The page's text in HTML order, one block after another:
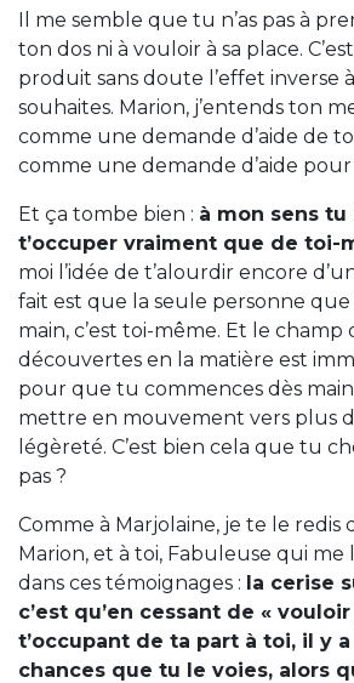
Il me semble que tu n’as pas à
ton dos ni à vouloir à sa place.
produit sans doute l’effet inverse
souhaites. Marion, j’entends ton
comme une demande d’aide de
comme une demande d’aide pour
Et ça tombe bien : à mon sens tu
t’occuper vraiment que de toi-
moi l’idée de t’alourdir encore
fait est que la seule personne que
main, c’est toi-même. Et le champ
découvertes en la matière est
pour que tu commences dès
mettre en mouvement vers plus
légèreté. C’est bien cela que tu
pas ?
Comme à Marjolaine, je te le redis
Marion, et à toi, Fabuleuse qui me
dans ces témoignages : la cerise
c’est qu’en cessant de «
t’occupant de ta part à toi, il y
chances que tu le voies, alors